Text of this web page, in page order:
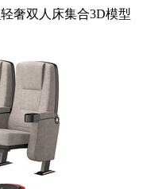
奢双人床集合3D模型